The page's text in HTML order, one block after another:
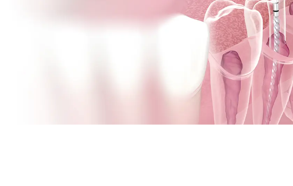
セラミック治療・ホワイトニング
0480-93-7001